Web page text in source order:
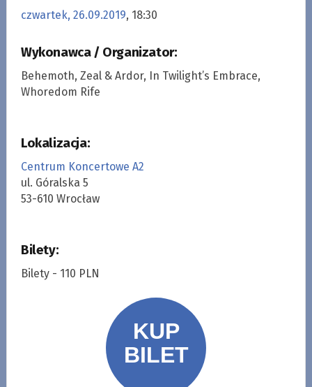
czwartek, 26.09.2019, 18:30
Wykonawca / Organizator:
Behemoth, Zeal & Ardor, In Twilight’s Embrace,
Whoredom Rife
Lokalizacja:
Centrum Koncertowe A2
ul. Góralska 5
53-610 Wrocław
Bilety:
Bilety - 110 PLN